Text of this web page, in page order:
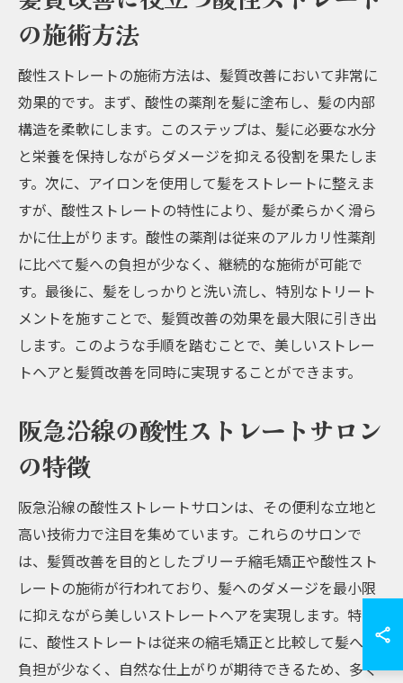
の施術方法
酸性ストレートの施術方法は、髪質改善において非常に
効果的です。まず、酸性の薬剤を髪に塗布し、髪の内部
構造を柔軟にします。このステップは、髪に必要な水分
と栄養を保持しながらダメージを抑える役割を果たしま
す。次に、アイロンを使用して髪をストレートに整えま
すが、酸性ストレートの特性により、髪が柔らかく滑ら
かに仕上がります。酸性の薬剤は従来のアルカリ性薬剤
に比べて髪への負担が少なく、継続的な施術が可能で
す。最後に、髪をしっかりと洗い流し、特別なトリート
メントを施すことで、髪質改善の効果を最大限に引き出
します。このような手順を踏むことで、美しいストレー
トヘアと髪質改善を同時に実現することができます。
阪急沿線の酸性ストレートサロン
の特徴
阪急沿線の酸性ストレートサロンは、その便利な立地と
高い技術力で注目を集めています。これらのサロンで
は、髪質改善を目的としたブリーチ縮毛矯正や酸性スト
レートの施術が行われており、髪へのダメージを最小限
に抑えながら美しいストレートヘアを実現します。特
に、酸性ストレートは従来の縮毛矯正と比較して髪への
負担が少なく、自然な仕上がりが期待できるため、多く